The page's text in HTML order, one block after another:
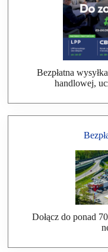
Bezpłatna
handlowej,
Dołącz do ponad